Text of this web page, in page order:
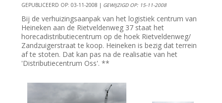
GEPUBLICEERD OP: 03-11-2008 | GEWIJZIGD OP: 15-11-2008
Bij de verhuizingsaanpak van het logistiek centrum van
Heineken aan de Rietveldenweg 37 staat het
horecadistributiecentrum op de hoek Rietveldenweg/
Zandzuigerstraat te koop. Heineken is bezig dat terrein
af te stoten. Dat kan pas na de realisatie van het
'Distributiecentrum Oss'. **